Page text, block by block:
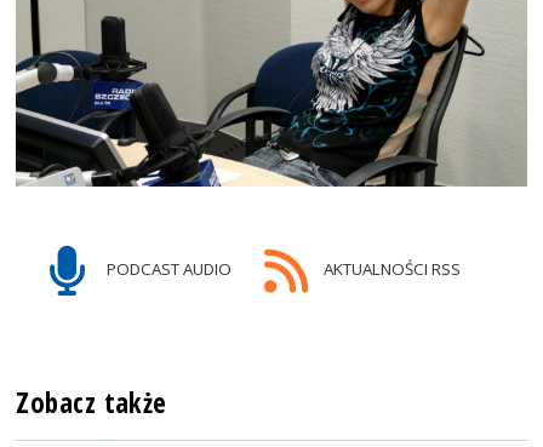
PODCAST AUDIO AKTUALNOŚCI RSS
Zobacz także